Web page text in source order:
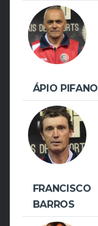
ÁPIO PIFANO
FRANCISCO
BARROS